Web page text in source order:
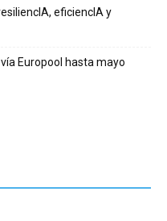
eficiencIA y
Europool hasta mayo